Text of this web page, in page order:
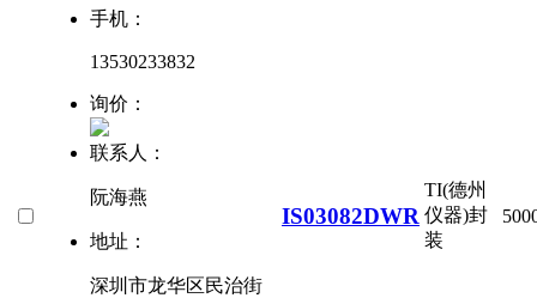
手机：
13530233832
询价：
联系人：
阮海燕
地址：
深圳市龙华区民治街
IS03082DWR
TI(德州
仪器)封
装